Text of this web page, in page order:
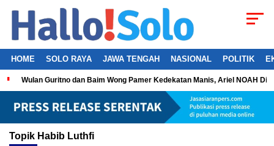
HOME SOLO RAYA JAWA TENGAH NASIONAL POLITIK
Wulan Guritno dan Baim Wong Pamer Kedekatan Manis, Ariel NOAH
Topik Habib Luthfi